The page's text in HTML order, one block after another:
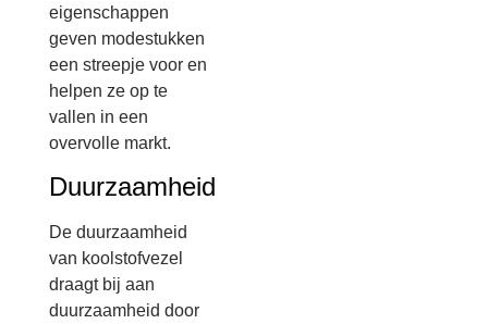
eigenschappen
geven modestukken
een streepje voor en
helpen ze op te
vallen in een
overvolle markt.
Duurzaamheid
De duurzaamheid
van koolstofvezel
draagt bij aan
duurzaamheid door